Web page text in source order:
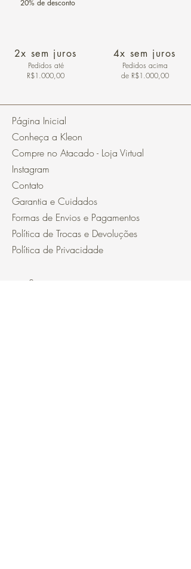
20% de desconto
2x sem juros
Pedidos até
R$1.000,00
4x sem juros
Pedidos acima
de R$1.000,00
Página Inicial
Conheça a Kleon
Compre no Atacado - Loja Virtual
Instagram
Contato
Garantia e Cuidados
Formas de Envios e Pagamentos
Política de Trocas e Devoluções
Política de Privacidade
Segurança